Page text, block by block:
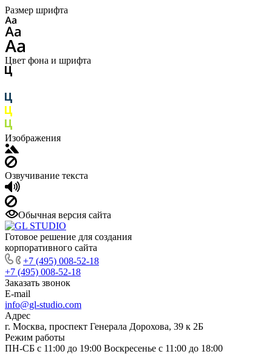
Размер шрифта
Цвет фона и шрифта
Изображения
Озвучивание текста
Обычная версия сайта
Готовое решение для создания
корпоративного сайта
+7 (495) 008-52-18
+7 (495) 008-52-18
Заказать звонок
E-mail
info@gl-studio.com
Адрес
г. Москва, проспект Генерала Дорохова, 39 к 2Б
Режим работы
ПН-СБ с 11:00 до 19:00 Воскресенье с 11:00 до 18:00